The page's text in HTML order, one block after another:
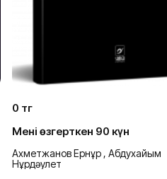
0 тг
Мені өзгерткен 90 күн
Ахметжанов Ернұр , Абдухайым
Нұрдәулет